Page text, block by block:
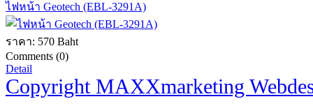
ไฟหน้า Geotech (EBL-3291A)
ราคา: 570 Baht
Comments (0)
Detail
Copyright MAXXmarketing